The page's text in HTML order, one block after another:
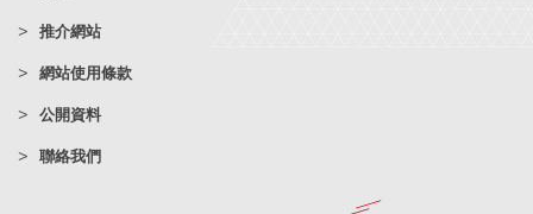
推介網站
網站使用條款
公開資料
聯絡我們